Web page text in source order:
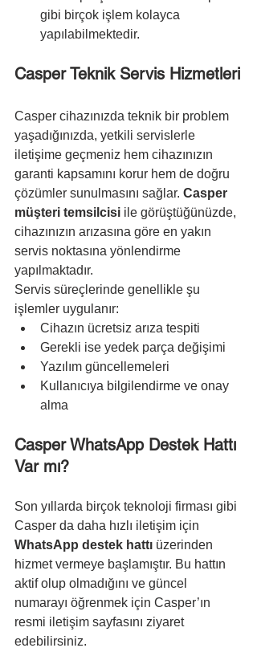
gibi birçok işlem kolayca
yapılabilmektedir.
Casper Teknik Servis Hizmetleri
Casper cihazınızda teknik bir problem
yaşadığınızda, yetkili servislerle
iletişime geçmeniz hem cihazınızın
garanti kapsamını korur hem de doğru
çözümler sunulmasını sağlar. Casper
müşteri temsilcisi ile görüştüğünüzde,
cihazınızın arızasına göre en yakın
servis noktasına yönlendirme
yapılmaktadır.
Servis süreçlerinde genellikle şu
işlemler uygulanır:
Cihazın ücretsiz arıza tespiti
Gerekli ise yedek parça değişimi
Yazılım güncellemeleri
Kullanıcıya bilgilendirme ve onay
alma
Casper WhatsApp Destek Hattı
Var mı?
Son yıllarda birçok teknoloji firması gibi
Casper da daha hızlı iletişim için
WhatsApp destek hattı üzerinden
hizmet vermeye başlamıştır. Bu hattın
aktif olup olmadığını ve güncel
numarayı öğrenmek için Casper’ın
resmi iletişim sayfasını ziyaret
edebilirsiniz.